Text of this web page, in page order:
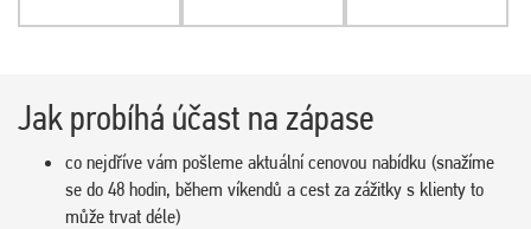
Jak probíhá účast na zápase
co nejdříve vám pošleme aktuální cenovou nabídku (snažíme
se do 48 hodin, během víkendů a cest za zážitky s klienty to
může trvat déle)